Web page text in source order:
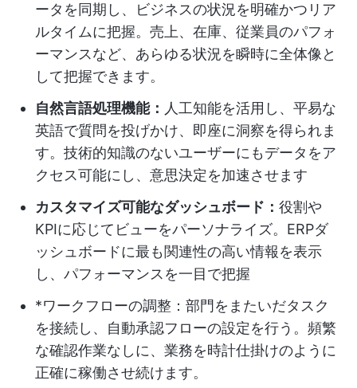
ータを同期し、ビジネスの状況を明確かつリア
ルタイムに把握。売上、在庫、従業員のパフォ
ーマンスなど、あらゆる状況を瞬時に全体像と
して把握できます。
自然言語処理機能： 人工知能を活用し、平易な
英語で質問を投げかけ、即座に洞察を得られま
す。技術的知識のないユーザーにもデータをア
クセス可能にし、意思決定を加速させます
カスタマイズ可能なダッシュボード： 役割や
KPIに応じてビューをパーソナライズ。ERPダ
ッシュボードに最も関連性の高い情報を表示
し、パフォーマンスを一目で把握
*ワークフローの調整：部門をまたいだタスク
を接続し、自動承認フローの設定を行う。頻繁
な確認作業なしに、業務を時計仕掛けのように
正確に稼働させ続けます。